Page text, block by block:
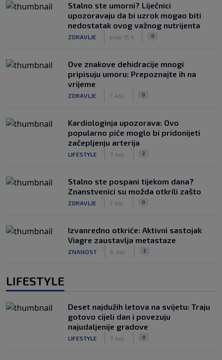
Stalno ste umorni? Liječnici
upozoravaju da bi uzrok mogao biti
nedostatak ovog važnog nutrijenta
ZDRAVLJE prije 15 h 0
Ove znakove dehidracije mnogi
pripisuju umoru: Prepoznajte ih na
vrijeme
ZDRAVLJE 7. kol. 0
Kardiologinja upozorava: Ovo
popularno piće moglo bi pridonijeti
začepljenju arterija
LIFESTYLE 7. kol. 2
Stalno ste pospani tijekom dana?
Znanstvenici su možda otkrili zašto
ZDRAVLJE 7. kol. 0
Izvanredno otkriće: Aktivni sastojak
Viagre zaustavlja metastaze
ZNANOST 6. kol. 2
LIFESTYLE
Deset najdužih letova na svijetu: Traju
gotovo cijeli dan i povezuju
najudaljenije gradove
LIFESTYLE 7. kol. 0